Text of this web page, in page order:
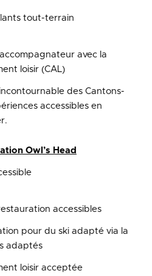
tout-terrain
avec la
loisir (CAL)
des Cantons-
accessibles en
Owl’s Head
accessibles
pour du ski adapté via la
adaptés
loisir acceptée